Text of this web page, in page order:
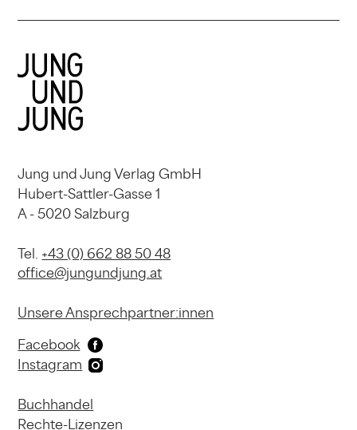
Jung und Jung Verlag GmbH
Hubert-Sattler-Gasse 1
A - 5020 Salzburg
Tel. +43 (0) 662 88 50 48
office@jungundjung.at
Unsere Ansprechpartner:innen
Facebook
Instagram
Buchhandel
Rechte-Lizenzen